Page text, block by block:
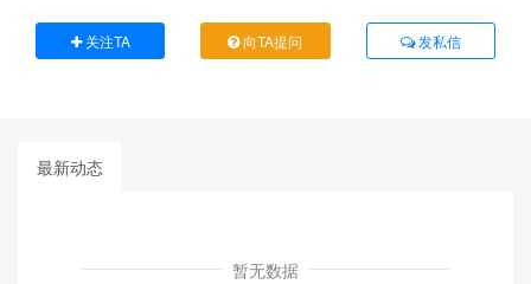
关注TA 向TA提问 发私信
最新动态
暂无数据